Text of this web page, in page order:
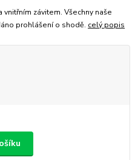
vnitřním závitem. Všechny naše
prohlášení o shodě. celý popis